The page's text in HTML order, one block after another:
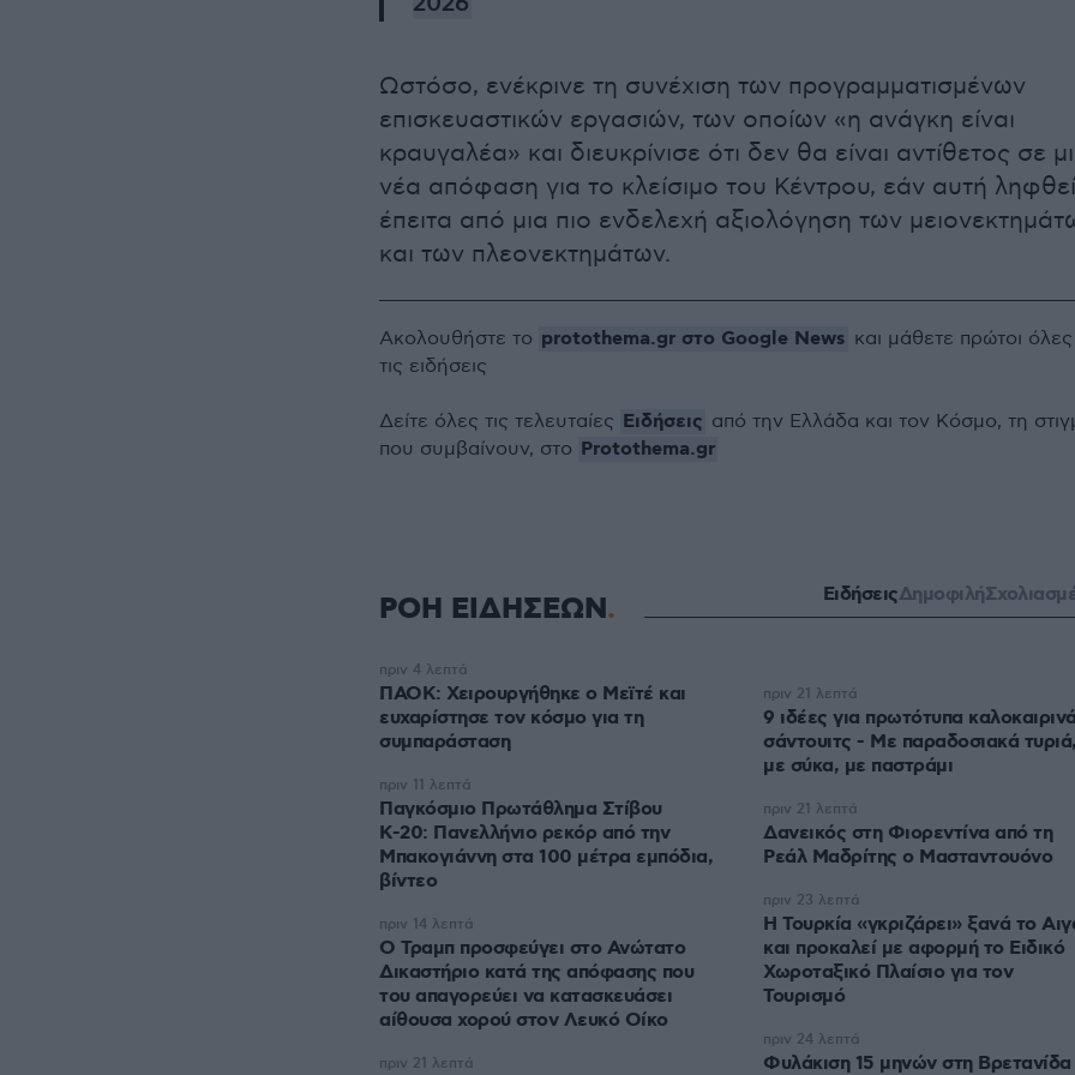
Ωστόσο, ενέκρινε τη συνέχιση των προγραμματισμένων
επισκευαστικών εργασιών, των οποίων «η ανάγκη είναι
κραυγαλέα» και διευκρίνισε ότι δεν θα είναι αντίθετος σε
νέα απόφαση για το κλείσιμο του Κέντρου, εάν αυτή ληφθεί
έπειτα από μια πιο ενδελεχή αξιολόγηση των
και των πλεονεκτημάτων.
Ακολουθήστε το protothema.gr στο Google News και μάθετε πρώτοι όλες
τις ειδήσεις
Δείτε όλες τις τελευταίες Ειδήσεις από την Ελλάδα και τον Κόσμο, τη
που συμβαίνουν, στο Protothema.gr
ΡΟΗ ΕΙΔΗΣΕΩΝ ΕιδήσειςΔημοφιλή
ΠΑΟΚ: Χειρουργήθηκε ο Μεϊτέ και
ευχαρίστησε τον κόσμο για τη
συμπαράσταση
πριν 4 λεπτά
Παγκόσμιο Πρωτάθλημα Στίβου
Κ-20: Πανελλήνιο ρεκόρ από την
Μπακογιάννη στα 100 μέτρα εμπόδια,
βίντεο
πριν 11 λεπτά
Ο Τραμπ προσφεύγει στο Ανώτατο
Δικαστήριο κατά της απόφασης που
του απαγορεύει να κατασκευάσει
αίθουσα χορού στον Λευκό Οίκο
πριν 14 λεπτά
πριν 21 λεπτά
9 ιδέες για πρωτότυπα
σάντουιτς - Με παραδοσιακά
με σύκα, με παστράμι
πριν 21 λεπτά
Δανεικός στη Φιορεντίνα από τη
Ρεάλ Μαδρίτης ο Μασταντουόνο
πριν 21 λεπτά
Η Τουρκία «γκριζάρει» ξανά το
και προκαλεί με αφορμή το Ειδικό
Χωροταξικό Πλαίσιο για τον
Τουρισμό
πριν 23 λεπτά
Φυλάκιση 15 μηνών στη Βρετανίδα
πριν 24 λεπτά